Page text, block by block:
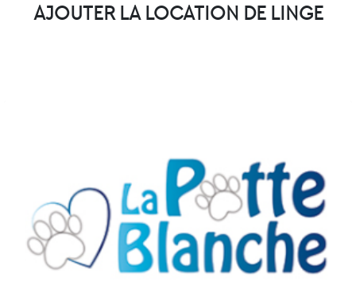
AJOUTER LA LOCATION DE LINGE